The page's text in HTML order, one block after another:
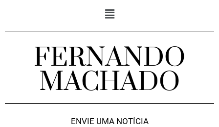
FERNANDO
MACHADO
ENVIE UMA NOTÍCIA